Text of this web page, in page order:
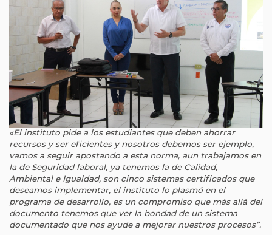
«El instituto pide a los estudiantes que deben ahorrar
recursos y ser eficientes y nosotros debemos ser ejemplo,
vamos a seguir apostando a esta norma, aun trabajamos en
la de Seguridad laboral, ya tenemos la de Calidad,
Ambiental e Igualdad, son cinco sistemas certificados que
deseamos implementar, el instituto lo plasmó en el
programa de desarrollo, es un compromiso que más allá del
documento tenemos que ver la bondad de un sistema
documentado que nos ayude a mejorar nuestros procesos”.